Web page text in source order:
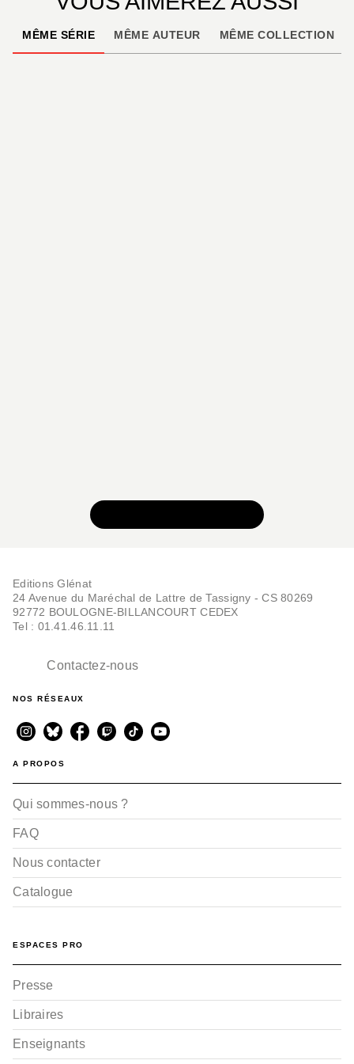
MÊME SÉRIE MÊME AUTEUR MÊME COLLECTION
Editions Glénat
24 Avenue du Maréchal de Lattre de Tassigny - CS 80269
92772 BOULOGNE-BILLANCOURT CEDEX
Tel : 01.41.46.11.11
Contactez-nous
NOS RÉSEAUX
A PROPOS
Qui sommes-nous ?
FAQ
Nous contacter
Catalogue
ESPACES PRO
Presse
Libraires
Enseignants